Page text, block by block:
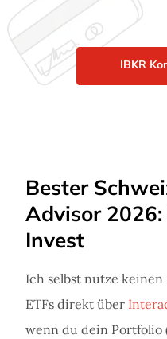
IBKR
Bester
Advisor
Invest
Ich selbst nutze
ETFs direkt über
wenn du dein Portfolio